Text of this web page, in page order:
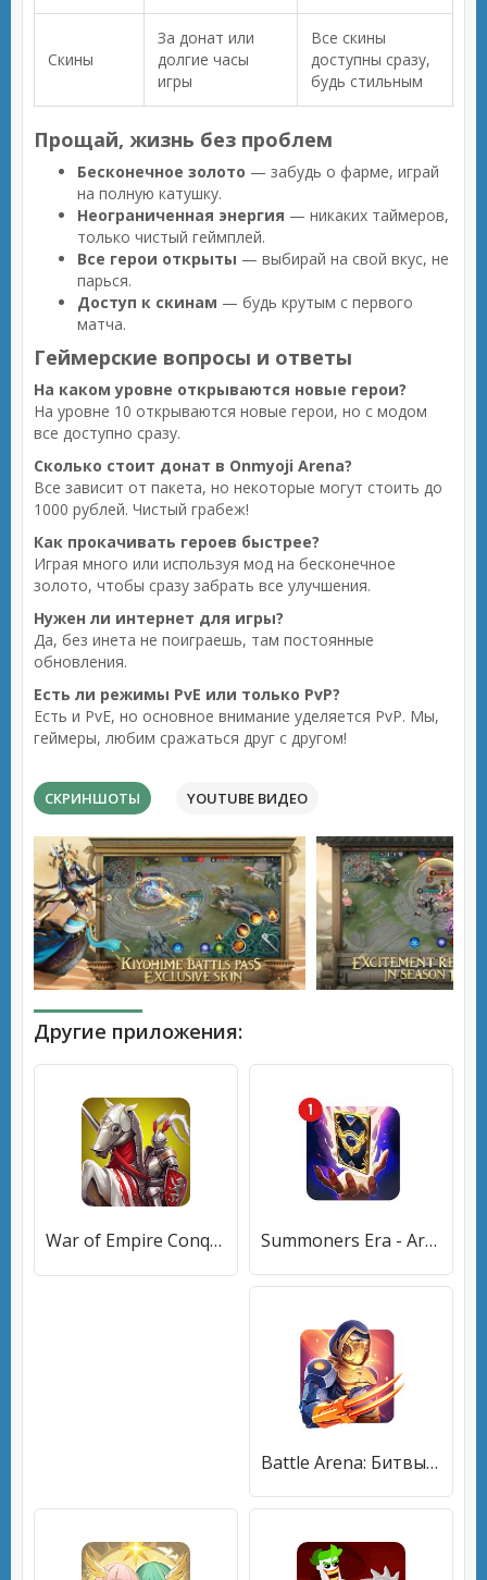
Скины
За донат или
долгие часы
игры
Все скины
доступны сразу,
будь стильным
Прощай, жизнь без проблем
Бесконечное золото — забудь о фарме, играй
на полную катушку.
Неограниченная энергия — никаких таймеров,
только чистый геймплей.
Все герои открыты — выбирай на свой вкус, не
парься.
Доступ к скинам — будь крутым с первого
матча.
Геймерские вопросы и ответы
На каком уровне открываются новые герои?
На уровне 10 открываются новые герои, но с модом
все доступно сразу.
Сколько стоит донат в Onmyoji Arena?
Все зависит от пакета, но некоторые могут стоить до
1000 рублей. Чистый грабеж!
Как прокачивать героев быстрее?
Играя много или используя мод на бесконечное
золото, чтобы сразу забрать все улучшения.
Нужен ли интернет для игры?
Да, без инета не поиграешь, там постоянные
обновления.
Есть ли режимы PvE или только PvP?
Есть и PvE, но основное внимание уделяется PvP. Мы,
геймеры, любим сражаться друг с другом!
СКРИНШОТЫ YOUTUBE ВИДЕО
Другие приложения:
War of Empire Conquest：3v3 Arena Game Summoners Era - Arena of Heroes
Battle Arena: Битвы на арене онлайн. Качай героев!